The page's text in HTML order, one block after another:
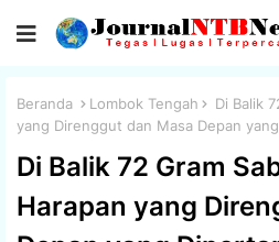
Beranda Lombok Tengah
Di Balik
yang Direnggut dan Masa Depan
Di Balik 72 Gram
Harapan yang